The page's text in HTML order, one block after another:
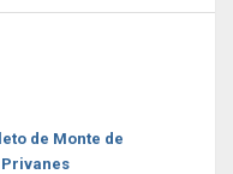
de Monte de